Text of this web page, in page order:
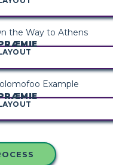
DETTE
DETTE
DETTE